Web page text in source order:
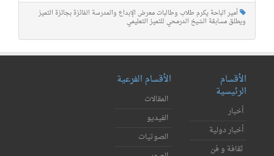
أمير الباحة يكرم طلاب وطالبات معرض الإبداع والمدرسة الفائزة بجائزة التميز
ويطلق مسابقة الشيخ الدرمحي للتميز التعليمي
الأقسام
الرئيسية
أخبار
أخبار دولية
ثقافة و فن
الأقسام الفرعية
المقالات
الفيديو
الصوتيات